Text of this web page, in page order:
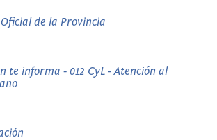
de la Provincia
te informa - 012 CyL - Atención al